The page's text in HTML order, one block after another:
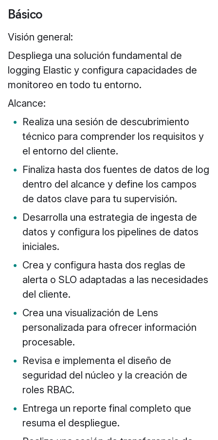
Básico
Visión general:
Despliega una solución fundamental de
logging Elastic y configura capacidades de
monitoreo en todo tu entorno.
Alcance:
Realiza una sesión de descubrimiento
técnico para comprender los requisitos y
el entorno del cliente.
Finaliza hasta dos fuentes de datos de log
dentro del alcance y define los campos
de datos clave para tu supervisión.
Desarrolla una estrategia de ingesta de
datos y configura los pipelines de datos
iniciales.
Crea y configura hasta dos reglas de
alerta o SLO adaptadas a las necesidades
del cliente.
Crea una visualización de Lens
personalizada para ofrecer información
procesable.
Revisa e implementa el diseño de
seguridad del núcleo y la creación de
roles RBAC.
Entrega un reporte final completo que
resuma el despliegue.